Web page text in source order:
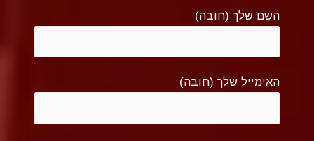
השם שלך (חובה)
האימייל שלך (חובה)